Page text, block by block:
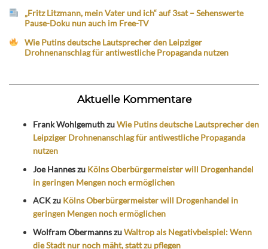
„Fritz Litzmann, mein Vater und ich“ auf 3sat – Sehenswerte
Pause-Doku nun auch im Free-TV
Wie Putins deutsche Lautsprecher den Leipziger
Drohnenanschlag für antiwestliche Propaganda nutzen
Aktuelle Kommentare
Frank WohlgemuthzuWie Putins deutsche Lautsprecher den
Leipziger Drohnenanschlag für antiwestliche Propaganda
nutzen
Joe Hanneszu Kölns Oberbürgermeister will Drogenhandel
in geringen Mengen noch ermöglichen
ACKzu Kölns Oberbürgermeister will Drogenhandel in
geringen Mengen noch ermöglichen
Wolfram ObermannszuWaltrop als Negativbeispiel: Wenn
die Stadt nur noch mäht, statt zu pflegen